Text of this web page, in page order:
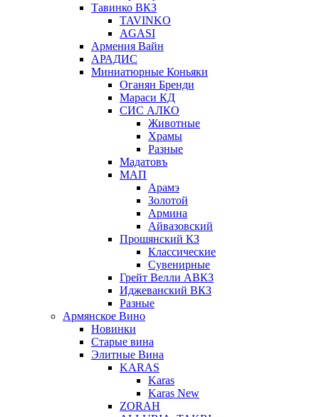
Тавинко ВКЗ
TAVINKO
AGASI
Армения Вайн
АРАДИС
Миниатюрные Коньяки
Оганян Бренди
Мараси КД
СИС АЛКО
Животные
Храмы
Разные
Мадатовъ
МАП
Арамэ
Золотой
Армина
Айвазовский
Прошянский КЗ
Классические
Сувенирные
Грейт Велли АВКЗ
Иджеванский ВКЗ
Разные
Армянское Вино
Новинки
Старые вина
Элитные Вина
KARAS
Karas
Karas New
ZORAH